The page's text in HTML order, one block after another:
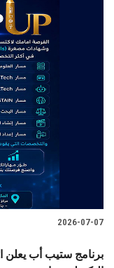
2026-07-07
برنامج ستيب أب يعلن